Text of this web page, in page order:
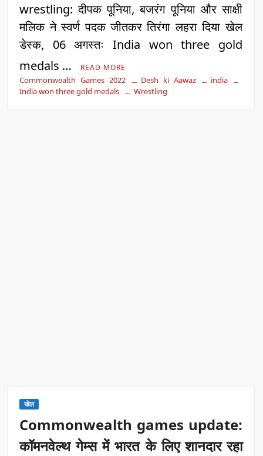
wrestling: दीपक पूनिया, बजरंग पूनिया और साक्षी
मलिक ने स्वर्ण पदक जीतकर तिरंगा लहरा दिया खेल
डेस्क, 06 अगस्तः India won three gold
medals …
READ MORE
Commonwealth Games 2022 Desh ki Aawaz
india
India won three gold medals
Wrestling
खेल
Commonwealth games update:
कॉमनवेल्थ गेम्स में भारत के लिए शानदार रहा